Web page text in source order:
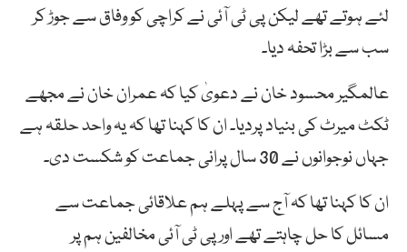
لئے ہوتے تھے لیکن پی ٹی آئی نے کراچی کو وفاق سے جوڑ کر
سب سے بڑا تحفہ دیا۔
عالمگیر محسود خان نے دعویٰ کیا کہ عمران خان نے مجھے
ٹکٹ میرٹ کی بنیاد پردیا۔ ان کا کہنا تھا کہ یہ واحد حلقہ ہے
جہاں نوجوانوں نے 30 سال پرانی جماعت کو شکست دی۔
ان کا کہنا تھا کہ آج سے پہلے ہم علاقائی جماعت سے
مسائل کا حل چاہتے تھے اور پی ٹی آئی مخالفین ہم پر